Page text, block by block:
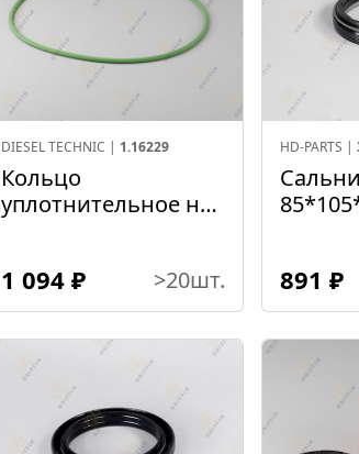
DIESEL TECHNIC | 1.16229
Кольцо
уплотнительное на
1 094 ₽ >20шт.
HD-PARTS |
891 ₽